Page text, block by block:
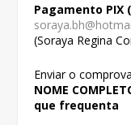
Pagamento PIX
(Soraya Regina
Enviar o
NOME
que frequenta